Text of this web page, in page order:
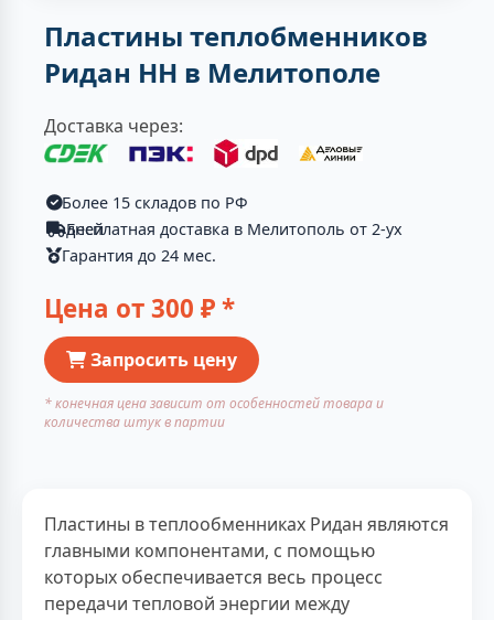
Пластины теплобменников
Ридан НН в Мелитополе
Доставка через:
Более 15 складов по РФ
Бесплатная доставка в Мелитополь от 2-ух дней
Гарантия до 24 мес.
Цена от300 ₽ *
Запросить цену
* конечная цена зависит от особенностей товара и
количества штук в партии
Пластины в теплообменниках Ридан являются
главными компонентами, с помощью
которых обеспечивается весь процесс
передачи тепловой энергии между